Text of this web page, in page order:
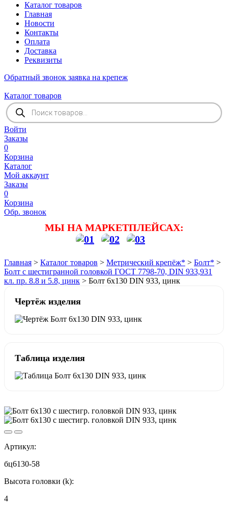
Каталог товаров
Главная
Новости
Контакты
Оплата
Доставка
Реквизиты
Обратный звонок заявка на крепеж
Каталог товаров
Поиск
товаров
Войти
Заказы
0
Корзина
Каталог
Мой аккаунт
Заказы
0
Корзина
Обр. звонок
МЫ НА МАРКЕТПЛЕЙСАХ:
Главная > Каталог товаров > Метрический крепёж* > Болт* >
Болт с шестигранной головкой ГОСТ 7798-70, DIN 933,931
кл. пр. 8.8 и 5.8, цинк > Болт 6х130 DIN 933, цинк
Чертёж изделия
Таблица изделия
Артикул:
бц6130-58
Высота головки (k):
4